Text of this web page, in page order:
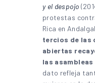
y el despojo
protestas
Rica en
tercios de las
abiertas
las
dato refleja